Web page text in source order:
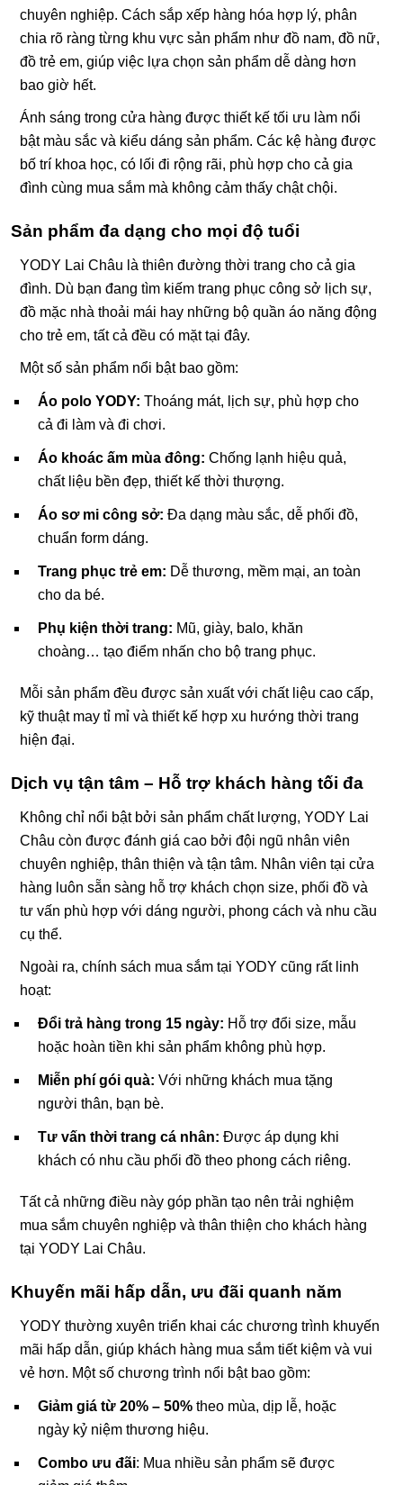
chuyên nghiệp. Cách sắp xếp hàng hóa hợp lý, phân
chia rõ ràng từng khu vực sản phẩm như đồ nam, đồ nữ,
đồ trẻ em, giúp việc lựa chọn sản phẩm dễ dàng hơn
bao giờ hết.
Ánh sáng trong cửa hàng được thiết kế tối ưu làm nổi
bật màu sắc và kiểu dáng sản phẩm. Các kệ hàng được
bố trí khoa học, có lối đi rộng rãi, phù hợp cho cả gia
đình cùng mua sắm mà không cảm thấy chật chội.
Sản phẩm đa dạng cho mọi độ tuổi
YODY Lai Châu là thiên đường thời trang cho cả gia
đình. Dù bạn đang tìm kiếm trang phục công sở lịch sự,
đồ mặc nhà thoải mái hay những bộ quần áo năng động
cho trẻ em, tất cả đều có mặt tại đây.
Một số sản phẩm nổi bật bao gồm:
Áo polo YODY: Thoáng mát, lịch sự, phù hợp cho
cả đi làm và đi chơi.
Áo khoác ấm mùa đông: Chống lạnh hiệu quả,
chất liệu bền đẹp, thiết kế thời thượng.
Áo sơ mi công sở: Đa dạng màu sắc, dễ phối đồ,
chuẩn form dáng.
Trang phục trẻ em: Dễ thương, mềm mại, an toàn
cho da bé.
Phụ kiện thời trang: Mũ, giày, balo, khăn
choàng… tạo điểm nhấn cho bộ trang phục.
Mỗi sản phẩm đều được sản xuất với chất liệu cao cấp,
kỹ thuật may tỉ mỉ và thiết kế hợp xu hướng thời trang
hiện đại.
Dịch vụ tận tâm – Hỗ trợ khách hàng tối đa
Không chỉ nổi bật bởi sản phẩm chất lượng, YODY Lai
Châu còn được đánh giá cao bởi đội ngũ nhân viên
chuyên nghiệp, thân thiện và tận tâm. Nhân viên tại cửa
hàng luôn sẵn sàng hỗ trợ khách chọn size, phối đồ và
tư vấn phù hợp với dáng người, phong cách và nhu cầu
cụ thể.
Ngoài ra, chính sách mua sắm tại YODY cũng rất linh
hoạt:
Đổi trả hàng trong 15 ngày: Hỗ trợ đổi size, mẫu
hoặc hoàn tiền khi sản phẩm không phù hợp.
Miễn phí gói quà: Với những khách mua tặng
người thân, bạn bè.
Tư vấn thời trang cá nhân: Được áp dụng khi
khách có nhu cầu phối đồ theo phong cách riêng.
Tất cả những điều này góp phần tạo nên trải nghiệm
mua sắm chuyên nghiệp và thân thiện cho khách hàng
tại YODY Lai Châu.
Khuyến mãi hấp dẫn, ưu đãi quanh năm
YODY thường xuyên triển khai các chương trình khuyến
mãi hấp dẫn, giúp khách hàng mua sắm tiết kiệm và vui
vẻ hơn. Một số chương trình nổi bật bao gồm:
Giảm giá từ 20% – 50% theo mùa, dịp lễ, hoặc
ngày kỷ niệm thương hiệu.
Combo ưu đãi: Mua nhiều sản phẩm sẽ được